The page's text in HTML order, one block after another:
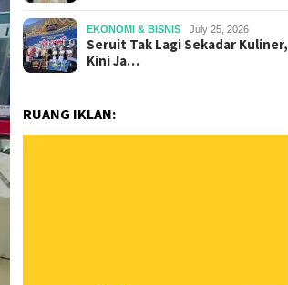
EKONOMI & BISNIS July 25, 2026
Seruit Tak Lagi Sekadar Kuliner,
Kini Ja…
RUANG IKLAN: